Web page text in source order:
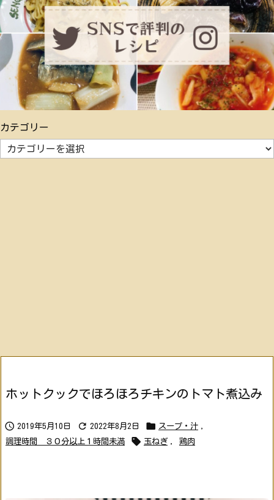
カテゴリー
テ
ホットクックでほろほろチキンのトマト煮込み
 2019年5月10日  2022年8月2日  スープ・汁 ,
調理時間 ３０分以上１時間未満
 玉ねぎ , 鶏肉